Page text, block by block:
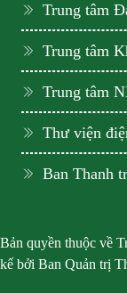
Trung tâm
Trung tâm
Trung tâm
Thư viện
Ban Thanh
Bản quyền thuộc về
kế bởi Ban Quản trị